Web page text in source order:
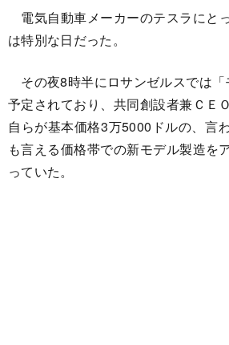
電気自動車メーカーのテスラにと
は特別な日だった。
その夜8時半にロサンゼルスでは
予定されており、共同創設者兼ＣＥ
自らが基本価格3万5000ドルの、言
も言える価格帯での新モデル製造を
っていた。